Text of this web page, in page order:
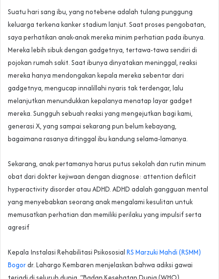
Suatu hari sang ibu, yang notebene adalah tulang punggung
keluarga terkena kanker stadium lanjut. Saat proses pengobatan,
saya perhatikan anak-anak mereka minim perhatian pada ibunya.
Mereka lebih sibuk dengan gadgetnya, tertawa-tawa sendiri di
pojokan rumah sakit. Saat ibunya dinyatakan meninggal, reaksi
mereka hanya mendongakan kepala mereka sebentar dari
gadgetnya, mengucap innalillahi nyaris tak terdengar, lalu
melanjutkan menundukkan kepalanya menatap layar gadget
mereka. Sungguh sebuah reaksi yang mengejutkan bagi kami,
generasi X, yang sampai sekarang pun belum kebayang,
bagaimana rasanya ditinggal ibu kandung selama-lamanya.
Sekarang, anak pertamanya harus putus sekolah dan rutin minum
obat dari dokter kejiwaan dengan diagnose: attention defiIcit
hyperactivity disorder atau ADHD. ADHD adalah gangguan mental
yang menyebabkan seorang anak mengalami kesulitan untuk
memusatkan perhatian dan memiliki perilaku yang impulsif serta
agresif
Kepala Instalasi Rehabilitasi Psikososial RS Marzuki Mahdi (RSMM)
Bogordr. Lahargo Kembaren menjelaskan bahwa adiksi gawai